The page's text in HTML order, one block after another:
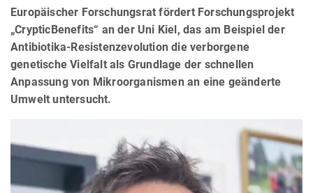
Europäischer Forschungsrat fördert Forschungsprojekt
„CrypticBenefits“ an der Uni Kiel, das am Beispiel der
Antibiotika-Resistenzevolution die verborgene
genetische Vielfalt als Grundlage der schnellen
Anpassung von Mikroorganismen an eine geänderte
Umwelt untersucht.